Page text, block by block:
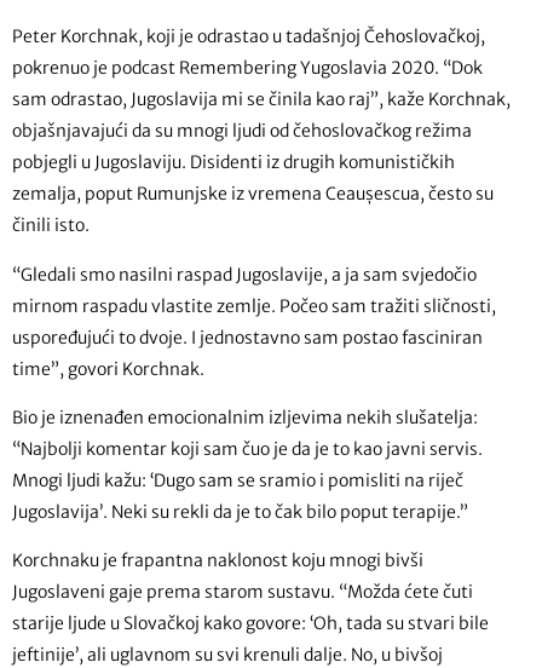
Peter Korchnak, koji je odrastao u tadašnjoj Čehoslovačkoj,
pokrenuo je podcast Remembering Yugoslavia 2020. “Dok
sam odrastao, Jugoslavija mi se činila kao raj”, kaže Korchnak,
objašnjavajući da su mnogi ljudi od čehoslovačkog režima
pobjegli u Jugoslaviju. Disidenti iz drugih komunističkih
zemalja, poput Rumunjske iz vremena Ceaușescua, često su
činili isto.
“Gledali smo nasilni raspad Jugoslavije, a ja sam svjedočio
mirnom raspadu vlastite zemlje. Počeo sam tražiti sličnosti,
uspoređujući to dvoje. I jednostavno sam postao fasciniran
time”, govori Korchnak.
Bio je iznenađen emocionalnim izljevima nekih slušatelja:
“Najbolji komentar koji sam čuo je da je to kao javni servis.
Mnogi ljudi kažu: ‘Dugo sam se sramio i pomisliti na riječ
Jugoslavija’. Neki su rekli da je to čak bilo poput terapije.”
Korchnaku je frapantna naklonost koju mnogi bivši
Jugoslaveni gaje prema starom sustavu. “Možda ćete čuti
starije ljude u Slovačkoj kako govore: ‘Oh, tada su stvari bile
jeftinije’, ali uglavnom su svi krenuli dalje. No, u bivšoj